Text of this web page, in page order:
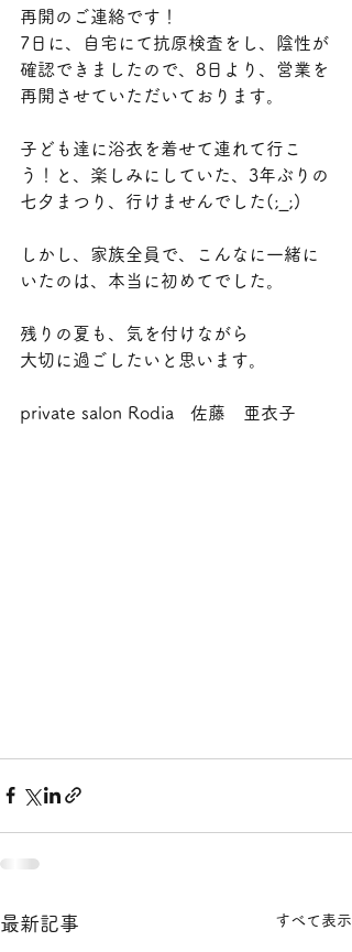
再開のご連絡です！
7日に、自宅にて抗原検査をし、陰性が
確認できましたので、8日より、営業を
再開させていただいております。
子ども達に浴衣を着せて連れて行こ
う！と、楽しみにしていた、3年ぶりの
七夕まつり、行けませんでした(;_;)
しかし、家族全員で、こんなに一緒に
いたのは、本当に初めてでした。
残りの夏も、気を付けながら
大切に過ごしたいと思います。
private salon Rodia   佐藤　亜衣子
最新記事 すべて表示